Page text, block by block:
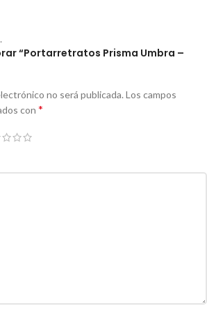
“Portarretratos Prisma Umbra –
no será publicada. Los campos
con *